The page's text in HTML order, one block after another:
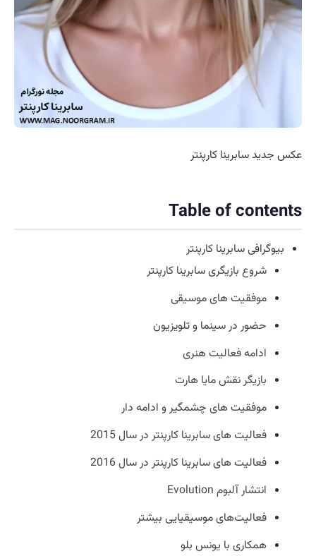
عکس جدید سابرینا کارپنتر
Table of contents
بیوگرافی سابرینا کارپنتر
شروع بازیگری سابرینا کارپنتر
موفقیت‌ های موسیقی
حضور در سینما و تلویزیون
ادامه فعالیت هنری
بازیگر نقش مایا هارت
موفقیت های چشمگیر و ادامه دار
فعالیت های سابرینا کارپنتر در سال 2015
فعالیت های سابرینا کارپنتر در سال 2016
انتشار آلبوم Evolution
فعالیت‌های موسیقیایی بیشتر
همکاری با یونس بلو